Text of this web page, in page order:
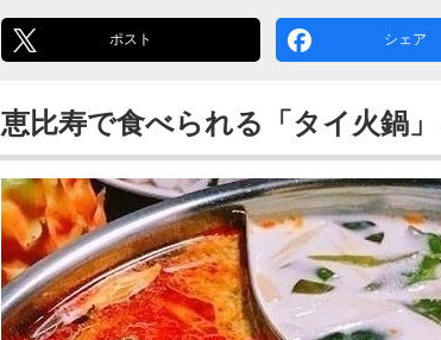
ポスト シェア
恵比寿で食べられる「タイ火鍋」